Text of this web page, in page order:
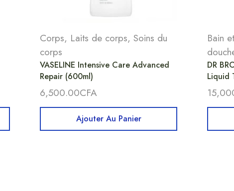
Corps, Laits de corps, Soins du
corps
VASELINE Intensive Care Advanced
Repair (600ml)
6,500.00CFA
Ajouter Au Panier
Bain
DR
Liquid